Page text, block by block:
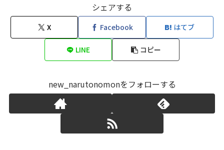
シェアする
X Facebook はてブ
LINE コピー
new_narutonomonをフォローする